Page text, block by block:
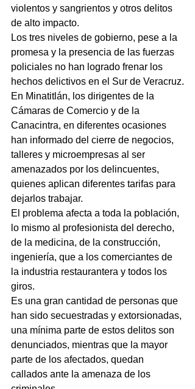
violentos y sangrientos y otros delitos
de alto impacto.
Los tres niveles de gobierno, pese a la
promesa y la presencia de las fuerzas
policiales no han logrado frenar los
hechos delictivos en el Sur de Veracruz.
En Minatitlán, los dirigentes de la
Cámaras de Comercio y de la
Canacintra, en diferentes ocasiones
han informado del cierre de negocios,
talleres y microempresas al ser
amenazados por los delincuentes,
quienes aplican diferentes tarifas para
dejarlos trabajar.
El problema afecta a toda la población,
lo mismo al profesionista del derecho,
de la medicina, de la construcción,
ingeniería, que a los comerciantes de
la industria restaurantera y todos los
giros.
Es una gran cantidad de personas que
han sido secuestradas y extorsionadas,
una mínima parte de estos delitos son
denunciados, mientras que la mayor
parte de los afectados, quedan
callados ante la amenaza de los